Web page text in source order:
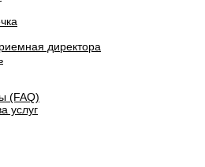
директора
(FAQ)
услуг